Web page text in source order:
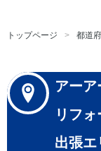
トップページ 都道
アー
リフ
出張エ